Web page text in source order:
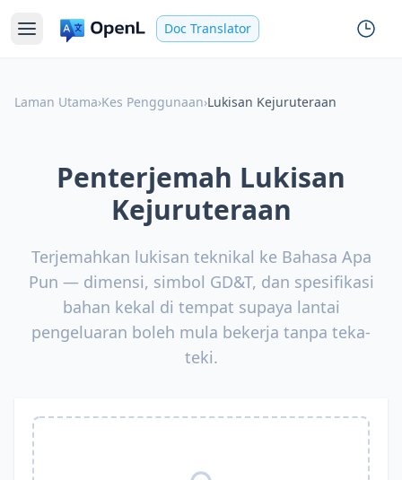
Doc Translator
Laman Utama›Kes Penggunaan›Lukisan Kejuruteraan
Penterjemah Lukisan
Kejuruteraan
Terjemahkan lukisan teknikal ke Bahasa Apa
Pun — dimensi, simbol GD&T, dan spesifikasi
bahan kekal di tempat supaya lantai
pengeluaran boleh mula bekerja tanpa teka-
teki.